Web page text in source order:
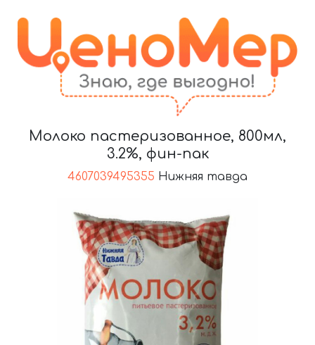
Молоко пастеризованное, 800мл,
3.2%, фин-пак
4607039495355 Нижняя тавда